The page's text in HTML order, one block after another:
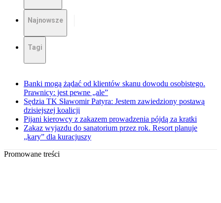
Najnowsze
Tagi
Banki mogą żądać od klientów skanu dowodu osobistego.
Prawnicy: jest pewne „ale”
Sędzia TK Sławomir Patyra: Jestem zawiedziony postawą
dzisiejszej koalicji
Pijani kierowcy z zakazem prowadzenia pójdą za kratki
Zakaz wyjazdu do sanatorium przez rok. Resort planuje
„kary” dla kuracjuszy
Promowane treści